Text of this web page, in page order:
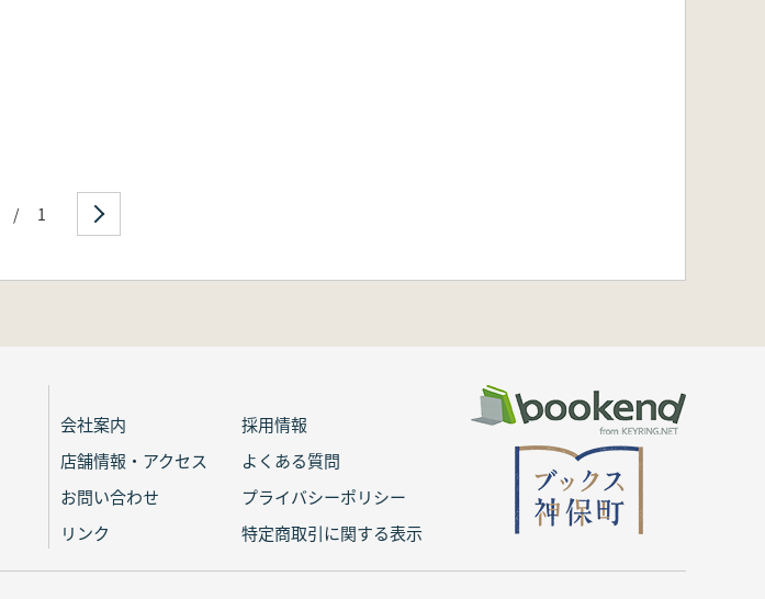
/ 1
会社案内
採用情報
店舗情報・アクセス
よくある質問
お問い合わせ
プライバシーポリシー
リンク
特定商取引に関する表示